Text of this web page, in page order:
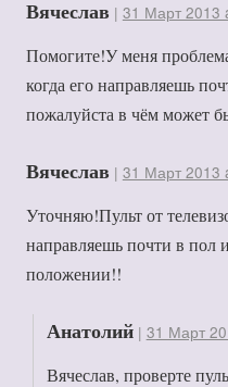
Вячеслав | 31 Март 2013
Помогите!У меня
когда его направляешь
пожалуйста в чём может
Вячеслав | 31 Март 2013
Уточняю!Пульт от
направляешь почти в пол
положении!!
Анатолий | 31 Март
Вячеслав, проверте